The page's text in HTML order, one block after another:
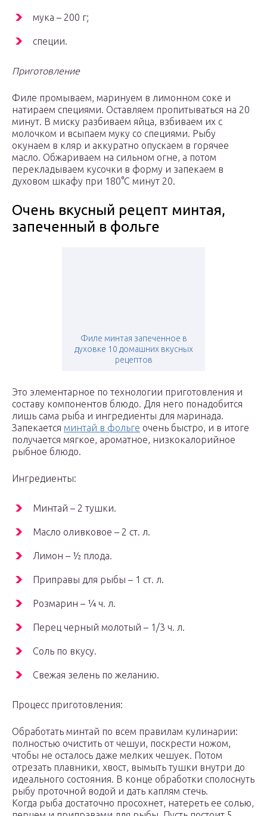
мука – 200 г;
специи.
Приготовление
Филе промываем, маринуем в лимонном соке и
натираем специями. Оставляем пропитываться на 20
минут. В миску разбиваем яйца, взбиваем их с
молочком и всыпаем муку со специями. Рыбу
окунаем в кляр и аккуратно опускаем в горячее
масло. Обжариваем на сильном огне, а потом
перекладываем кусочки в форму и запекаем в
духовом шкафу при 180°С минут 20.
Очень вкусный рецепт минтая,
запеченный в фольге
Филе минтая запеченное в
духовке 10 домашних вкусных
рецептов
Это элементарное по технологии приготовления и
составу компонентов блюдо. Для него понадобится
лишь сама рыба и ингредиенты для маринада.
Запекается минтай в фольге очень быстро, и в итоге
получается мягкое, ароматное, низкокалорийное
рыбное блюдо.
Ингредиенты:
Минтай – 2 тушки.
Масло оливковое – 2 ст. л.
Лимон – ½ плода.
Приправы для рыбы – 1 ст. л.
Розмарин – ¼ ч. л.
Перец черный молотый – 1/3 ч. л.
Соль по вкусу.
Свежая зелень по желанию.
Процесс приготовления:
Обработать минтай по всем правилам кулинарии:
полностью очистить от чешуи, поскрести ножом,
чтобы не осталось даже мелких чешуек. Потом
отрезать плавники, хвост, вымыть тушки внутри до
идеального состояния. В конце обработки сполоснуть
рыбу проточной водой и дать каплям стечь.
Когда рыба достаточно просохнет, натереть ее солью,